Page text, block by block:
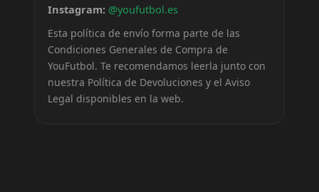
Instagram: @youfutbol.es
Esta política de envío forma parte de las
Condiciones Generales de Compra de
YouFutbol. Te recomendamos leerla junto con
nuestra Política de Devoluciones y el Aviso
Legal disponibles en la web.